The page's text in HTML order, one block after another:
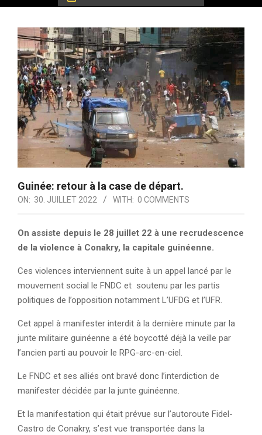
Guinée: retour à la case de départ.
ON: 30. JUILLET 2022 WITH: 0 COMMENTS
On assiste depuis le 28 juillet 22 à une recrudescence
de la violence à Conakry, la capitale guinéenne.
Ces violences interviennent suite à un appel lancé par le
mouvement social le FNDC et soutenu par les partis
politiques de l’opposition notamment L’UFDG et l’UFR.
Cet appel à manifester interdit à la dernière minute par la
junte militaire guinéenne a été boycotté déjà la veille par
l’ancien parti au pouvoir le RPG-arc-en-ciel.
Le FNDC et ses alliés ont bravé donc l’interdiction de
manifester décidée par la junte guinéenne.
Et la manifestation qui était prévue sur l’autoroute Fidel-
Castro de Conakry, s’est vue transportée dans la